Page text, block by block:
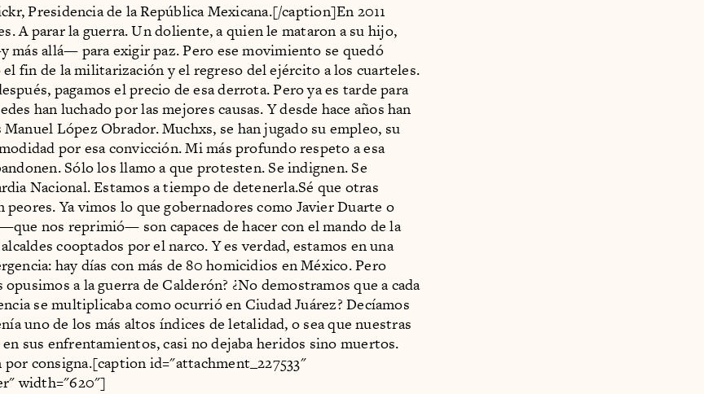
Presidencia de la República Mexicana.[/caption]En 2011
A parar la guerra. Un doliente, a quien le mataron a su hijo,
más allá— para exigir paz. Pero ese movimiento se quedó
fin de la militarización y el regreso del ejército a los cuarteles.
pagamos el precio de esa derrota. Pero ya es tarde para
han luchado por las mejores causas. Y desde hace años han
López Obrador. Muchxs, se han jugado su empleo, su
por esa convicción. Mi más profundo respeto a esa
Sólo los llamo a que protesten. Se indignen. Se
Nacional. Estamos a tiempo de detenerla.Sé que otras
peores. Ya vimos lo que gobernadores como Javier Duarte o
nos reprimió— son capaces de hacer con el mando de la
cooptados por el narco. Y es verdad, estamos en una
hay días con más de 80 homicidios en México. Pero
opusimos a la guerra de Calderón? ¿No demostramos que a cada
se multiplicaba como ocurrió en Ciudad Juárez? Decíamos
uno de los más altos índices de letalidad, o sea que nuestras
en sus enfrentamientos, casi no dejaba heridos sino muertos.
por consigna.[caption id="attachment_227533"
width="620"]